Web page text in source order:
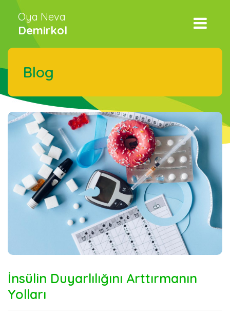
Oya Neva
Demirkol
Blog
İnsülin Duyarlılığını Arttırmanın
Yolları